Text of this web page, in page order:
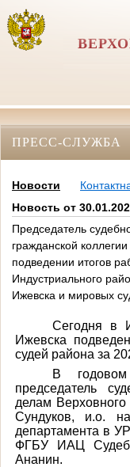
ПРЕСС-СЛУЖБА
Новости
Новость от
Председатель
гражданской
подведении итогов
Индустриального
Ижевска и мировых
Сегодня в
Ижевска
судей района за
В
председатель
делам
Сундуков, и.о.
департамента в
ФГБУ ИАЦ
Ананин.